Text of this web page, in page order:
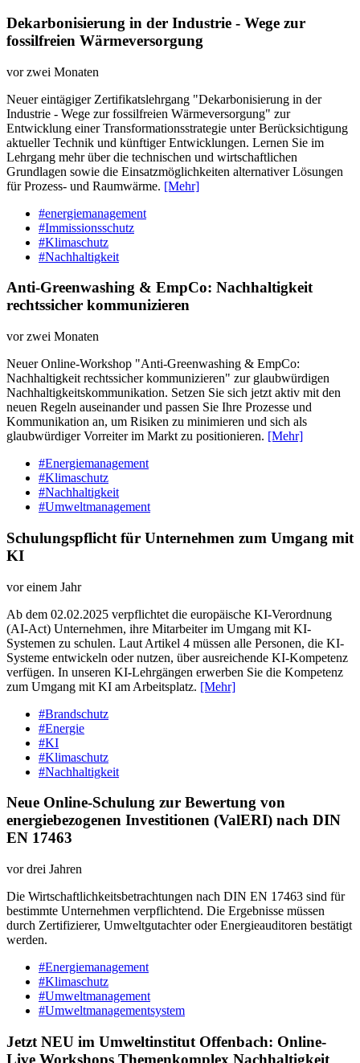
Dekarbonisierung in der Industrie - Wege zur
fossilfreien Wärmeversorgung
vor zwei Monaten
Neuer eintägiger Zertifikatslehrgang "Dekarbonisierung in der
Industrie - Wege zur fossilfreien Wärmeversorgung" zur
Entwicklung einer Transformationsstrategie unter Berücksichtigung
aktueller Technik und künftiger Entwicklungen. Lernen Sie im
Lehrgang mehr über die technischen und wirtschaftlichen
Grundlagen sowie die Einsatzmöglichkeiten alternativer Lösungen
für Prozess- und Raumwärme. [Mehr]
#energiemanagement
#Immissionsschutz
#Klimaschutz
#Nachhaltigkeit
Anti-Greenwashing & EmpCo: Nachhaltigkeit
rechtssicher kommunizieren
vor zwei Monaten
Neuer Online-Workshop "Anti-Greenwashing & EmpCo:
Nachhaltigkeit rechtssicher kommunizieren" zur glaubwürdigen
Nachhaltigkeitskommunikation. Setzen Sie sich jetzt aktiv mit den
neuen Regeln auseinander und passen Sie Ihre Prozesse und
Kommunikation an, um Risiken zu minimieren und sich als
glaubwürdiger Vorreiter im Markt zu positionieren. [Mehr]
#Energiemanagement
#Klimaschutz
#Nachhaltigkeit
#Umweltmanagement
Schulungspflicht für Unternehmen zum Umgang mit
KI
vor einem Jahr
Ab dem 02.02.2025 verpflichtet die europäische KI-Verordnung
(AI-Act) Unternehmen, ihre Mitarbeiter im Umgang mit KI-
Systemen zu schulen. Laut Artikel 4 müssen alle Personen, die KI-
Systeme entwickeln oder nutzen, über ausreichende KI-Kompetenz
verfügen. In unseren KI-Lehrgängen erwerben Sie die Kompetenz
zum Umgang mit KI am Arbeitsplatz. [Mehr]
#Brandschutz
#Energie
#KI
#Klimaschutz
#Nachhaltigkeit
Neue Online-Schulung zur Bewertung von
energiebezogenen Investitionen (ValERI) nach DIN
EN 17463
vor drei Jahren
Die Wirtschaftlichkeitsbetrachtungen nach DIN EN 17463 sind für
bestimmte Unternehmen verpflichtend. Die Ergebnisse müssen
durch Zertifizierer, Umweltgutachter oder Energieauditoren bestätigt
werden.
#Energiemanagement
#Klimaschutz
#Umweltmanagement
#Umweltmanagementsystem
Jetzt NEU im Umweltinstitut Offenbach: Online-
Live Workshops Themenkomplex Nachhaltigkeit